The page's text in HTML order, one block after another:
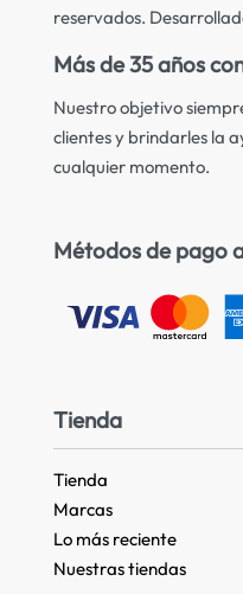
reservados.
Más de 35 años
Nuestro objetivo
clientes y brindarles la
cualquier momento.
Métodos de pago
Tienda
Tienda
Marcas
Lo más reciente​
Nuestras tiendas​